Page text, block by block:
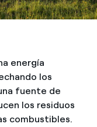
energía
los
fuente de
los residuos
combustibles.